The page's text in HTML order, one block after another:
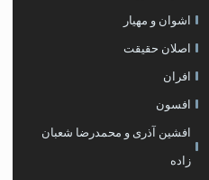
اشوان و مهیار
اصلان حقیقت
افران
افسون
افشین آذری و محمدرضا شعبان
زاده